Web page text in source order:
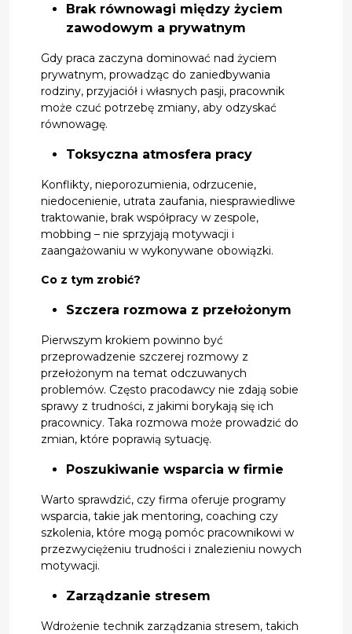
Brak równowagi między życiem
zawodowym a prywatnym
Gdy praca zaczyna dominować nad życiem
prywatnym, prowadząc do zaniedbywania
rodziny, przyjaciół i własnych pasji, pracownik
może czuć potrzebę zmiany, aby odzyskać
równowagę.
Toksyczna atmosfera pracy
Konflikty, nieporozumienia, odrzucenie,
niedocenienie, utrata zaufania, niesprawiedliwe
traktowanie, brak współpracy w zespole,
mobbing – nie sprzyjają motywacji i
zaangażowaniu w wykonywane obowiązki.
Co z tym zrobić?
Szczera rozmowa z przełożonym
Pierwszym krokiem powinno być
przeprowadzenie szczerej rozmowy z
przełożonym na temat odczuwanych
problemów. Często pracodawcy nie zdają sobie
sprawy z trudności, z jakimi borykają się ich
pracownicy. Taka rozmowa może prowadzić do
zmian, które poprawią sytuację.
Poszukiwanie wsparcia w firmie
Warto sprawdzić, czy firma oferuje programy
wsparcia, takie jak mentoring, coaching czy
szkolenia, które mogą pomóc pracownikowi w
przezwyciężeniu trudności i znalezieniu nowych
motywacji.
Zarządzanie stresem
Wdrożenie technik zarządzania stresem, takich